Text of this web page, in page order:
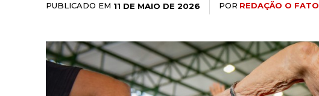
PUBLICADO EM 11 DE MAIO DE 2026 POR REDAÇÃO O FATO